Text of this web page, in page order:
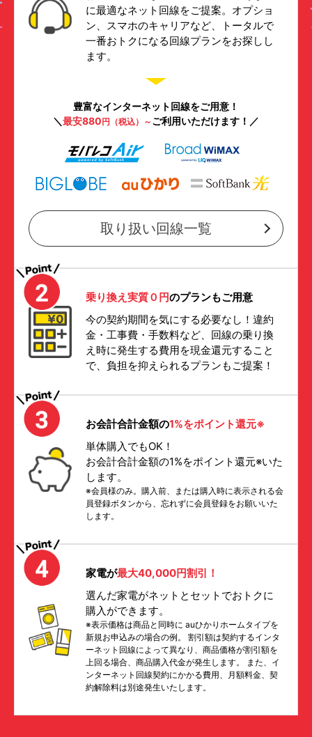
に最適なネット回線をご提案。オプショ
ン、スマホのキャリアなど、トータルで
一番おトクになる回線プランをお探しし
ます。
豊富なインターネット回線をご用意！
＼最安880円（税込）～ ご利用いただけます！／
取り扱い回線一覧
乗り換え実質０円のプランもご用意
今の契約期間を気にする必要なし！違約
金・工事費・手数料など、回線の乗り換
え時に発生する費用を現金還元すること
で、負担を抑えられるプランもご提案！
お会計合計金額の1%をポイント還元※
単体購入でもOK！
お会計合計金額の1%をポイント還元※いた
します。
※会員様のみ。購入前、または購入時に表示される会
員登録ボタンから、忘れずに会員登録をお願いいた
します。
家電が最大40,000円割引！
選んだ家電がネットとセットでおトクに
購入ができます。
※表示価格は商品と同時に auひかりホームタイプを
新規お申込みの場合の例。 割引額は契約するインタ
ーネット回線によって異なり、商品価格が割引額を
上回る場合、商品購入代金が発生します。 また、イ
ンターネット回線契約にかかる費用、月額料金、契
約解除料は別途発生いたします。